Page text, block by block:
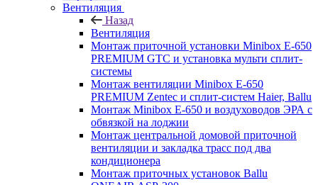
Вентиляция
Назад
Вентиляция
Монтаж приточной установки Minibox E-650
PREMIUM GTC и установка мульти сплит-
системы
Монтаж вентиляции Minibox E-650
PREMIUM Zentec и сплит-систем Haier, Ballu
Монтаж Minibox E-650 и воздуховодов ЭРА с
обвязкой на лоджии
Монтаж центральной домовой приточной
вентиляции и закладка трасс под два
кондиционера
Монтаж приточных установок Ballu